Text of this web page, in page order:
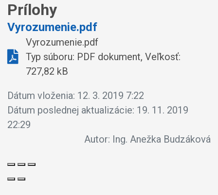
Prílohy
Vyrozumenie.pdf
Vyrozumenie.pdf
Typ súboru: PDF dokument, Veľkosť:
727,82 kB
Dátum vloženia: 12. 3. 2019 7:22
Dátum poslednej aktualizácie: 19. 11. 2019
22:29
Autor: Ing. Anežka Budzáková